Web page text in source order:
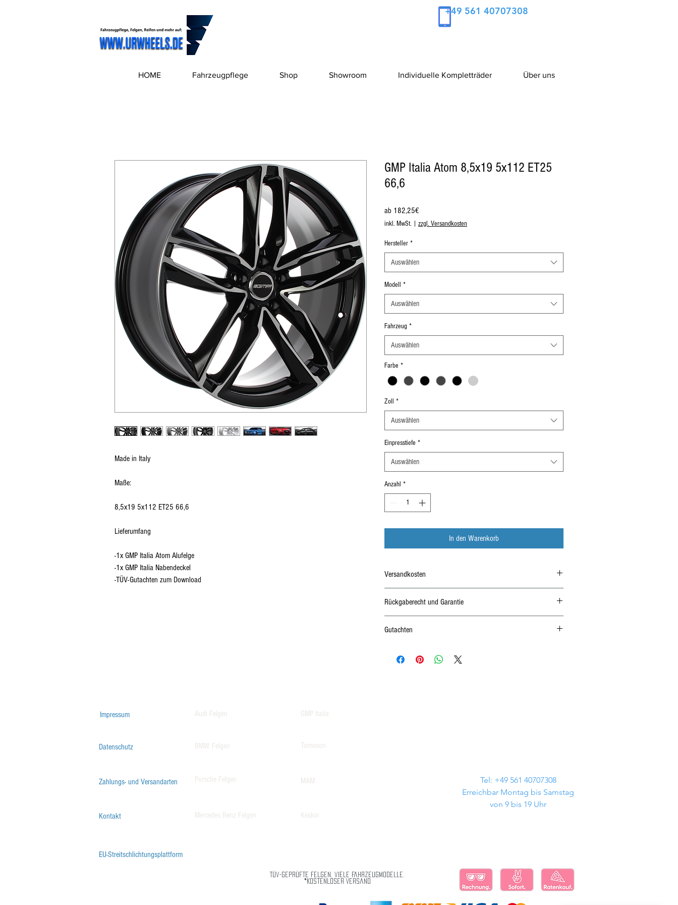
+49 561 40707308
HOME Fahrzeugpflege Shop Showroom Individuelle Kompletträder Über uns
Made in Italy
Maße:
8,5x19 5x112 ET25 66,6
Lieferumfang
-1x GMP Italia Atom Alufelge
-1x GMP Italia Nabendeckel
-TÜV-Gutachten zum Download
GMP Italia Atom 8,5x19 5x112 ET25
66,6
ab 182,25€Sale-
Preis
inkl. MwSt. zzgl. Versandkosten
Hersteller *
Auswählen
Modell *
Auswählen
Fahrzeug *
Auswählen
Farbe *
Zoll *
Auswählen
Einpresstiefe *
Auswählen
Anzahl *
In den Warenkorb
Versandkosten
Rückgaberecht und Garantie
Gutachten
ABE, Gutachte, Anlage
Impressum
Datenschutz
Zahlungs- und Versandarten
Kontakt
Audi Felgen
BMW Felgen
Porsche Felgen
Mercedes Benz Felgen
GMP Italia
Tomason
MAM
Keskin
Tel: +49 561 40707308
Erreichbar Montag bis Samstag
von 9 bis 19 Uhr
EU-Streitschlichtungsplattform
Tüv-geprüfte Felgen, viele Fahrzeugmodelle.
*Kostenloser Versand